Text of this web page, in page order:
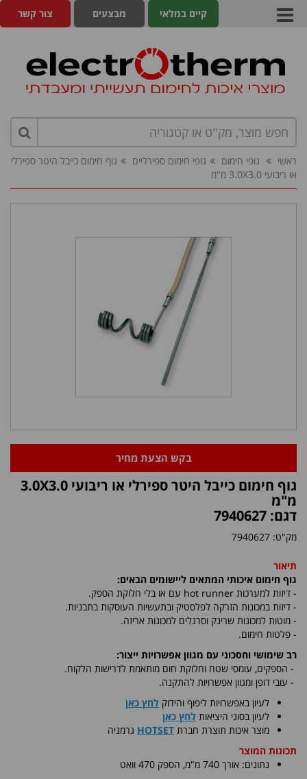
צור קשר מבצעים קיים במלאי
ראשי גופי חימום גופי חימום ספירליים
גוף חימום כייבל היטר ספירלי
או ריבועי 3.0X3.0 מ"מ
בקש הצעת מחיר
גוף חימום כייבל היטר ספירלי או ריבועי 3.0X3.0
מ"מ
דגם: 7940627
מק"ט: 7940627
תיאור
גוף חימום איכותי המתאים ליישומים הבאים:
- דיזות למערכות hot runner עם או בלי חלוקת הספק.
- דיזות במכונות הזרקה לפלסטיק ובתעשיות העוסקות בתבניות.
- מוטות למכונות שרינק וסרגלים למכונות אריזה.
- פלטות חימום.
רב שימושי וחסכוני עם מגוון אפשרויות ייצור:
- הספקים, עומסי שטח וחלוקת חום מותאמת לדרישות הלקוח.
- עובי דופן ומגוון אפשרויות להתקנה.
לעיון באפשרויות ליפוף והידוק לחץ כאן
לעיון בסוגי היציאות לחץ כאן
​מוצר איכות תוצרת חברת HOTSET גרמניה
תכונות המוצר
נתונים: אורך 740 מ"מ, הספק 470 וואט